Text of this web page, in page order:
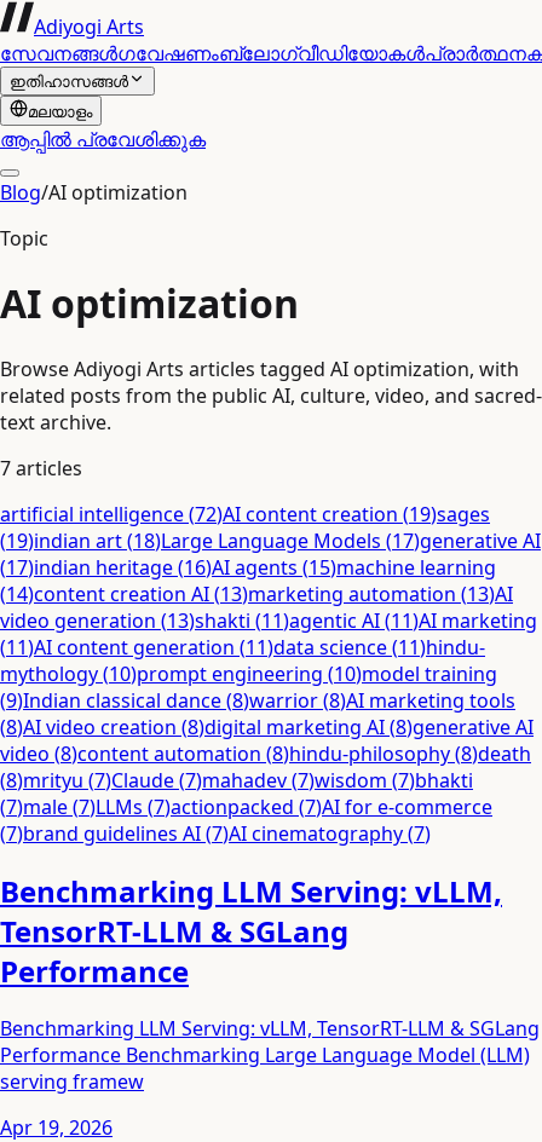
Adiyogi Arts
സേവനങ്ങൾഗവേഷണംബ്ലോഗ്വീഡിയോകൾ
ഇതിഹാസങ്ങൾ
മലയാളം
ആപ്പിൽ പ്രവേശിക്കുക
Blog/AI optimization
Topic
AI optimization
Browse Adiyogi Arts articles tagged AI optimization, with
related posts from the public AI, culture, video, and sacred-
text archive.
7articles
artificial intelligence(72)AI content creation (19)sages
(19)indian art(18)Large Language Models (17)generative AI
(17)indian heritage(16)AI agents (15)machine learning
(14)content creation AI(13)marketing automation (13)AI
video generation (13)shakti (11)agentic AI(11)AI marketing
(11)AI content generation (11)data science(11)hindu-
mythology(10)prompt engineering (10)model training
(9)Indian classical dance(8)warrior(8)AI marketing tools
(8)AI video creation (8)digital marketing AI(8)generative AI
video (8)content automation (8)hindu-philosophy(8)death
(8)mrityu (7)Claude(7)mahadev(7)wisdom (7)bhakti
(7)male(7)LLMs (7)actionpacked (7)AI for e-commerce
(7)brand guidelines AI(7)AI cinematography(7)
Benchmarking LLM Serving: vLLM,
TensorRT-LLM & SGLang
Performance
Benchmarking LLM Serving: vLLM, TensorRT-LLM & SGLang
Performance Benchmarking Large Language Model (LLM)
serving framew
Apr 19, 2026